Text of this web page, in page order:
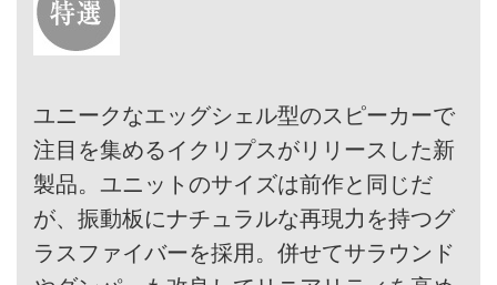
ユニークなエッグシェル型のスピーカーで
注目を集めるイクリプスがリリースした新
製品。ユニットのサイズは前作と同じだ
が、振動板にナチュラルな再現力を持つグ
ラスファイバーを採用。併せてサラウンド